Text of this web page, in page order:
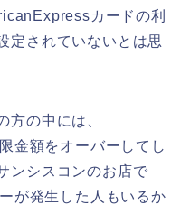
カードの利
定されていないとは思
方の中には、
金額をオーバーしてし
ンシスコンのお店で
が発生した人もいるか